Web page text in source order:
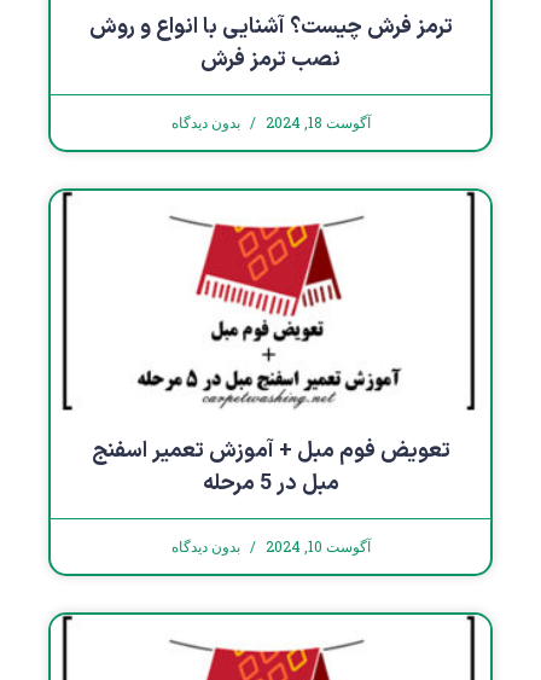
ترمز فرش چیست؟ آشنایی با انواع و روش
نصب ترمز فرش
آگوست 18, 2024 بدون دیدگاه
تعویض فوم مبل + آموزش تعمیر اسفنج
مبل در 5 مرحله
آگوست 10, 2024 بدون دیدگاه